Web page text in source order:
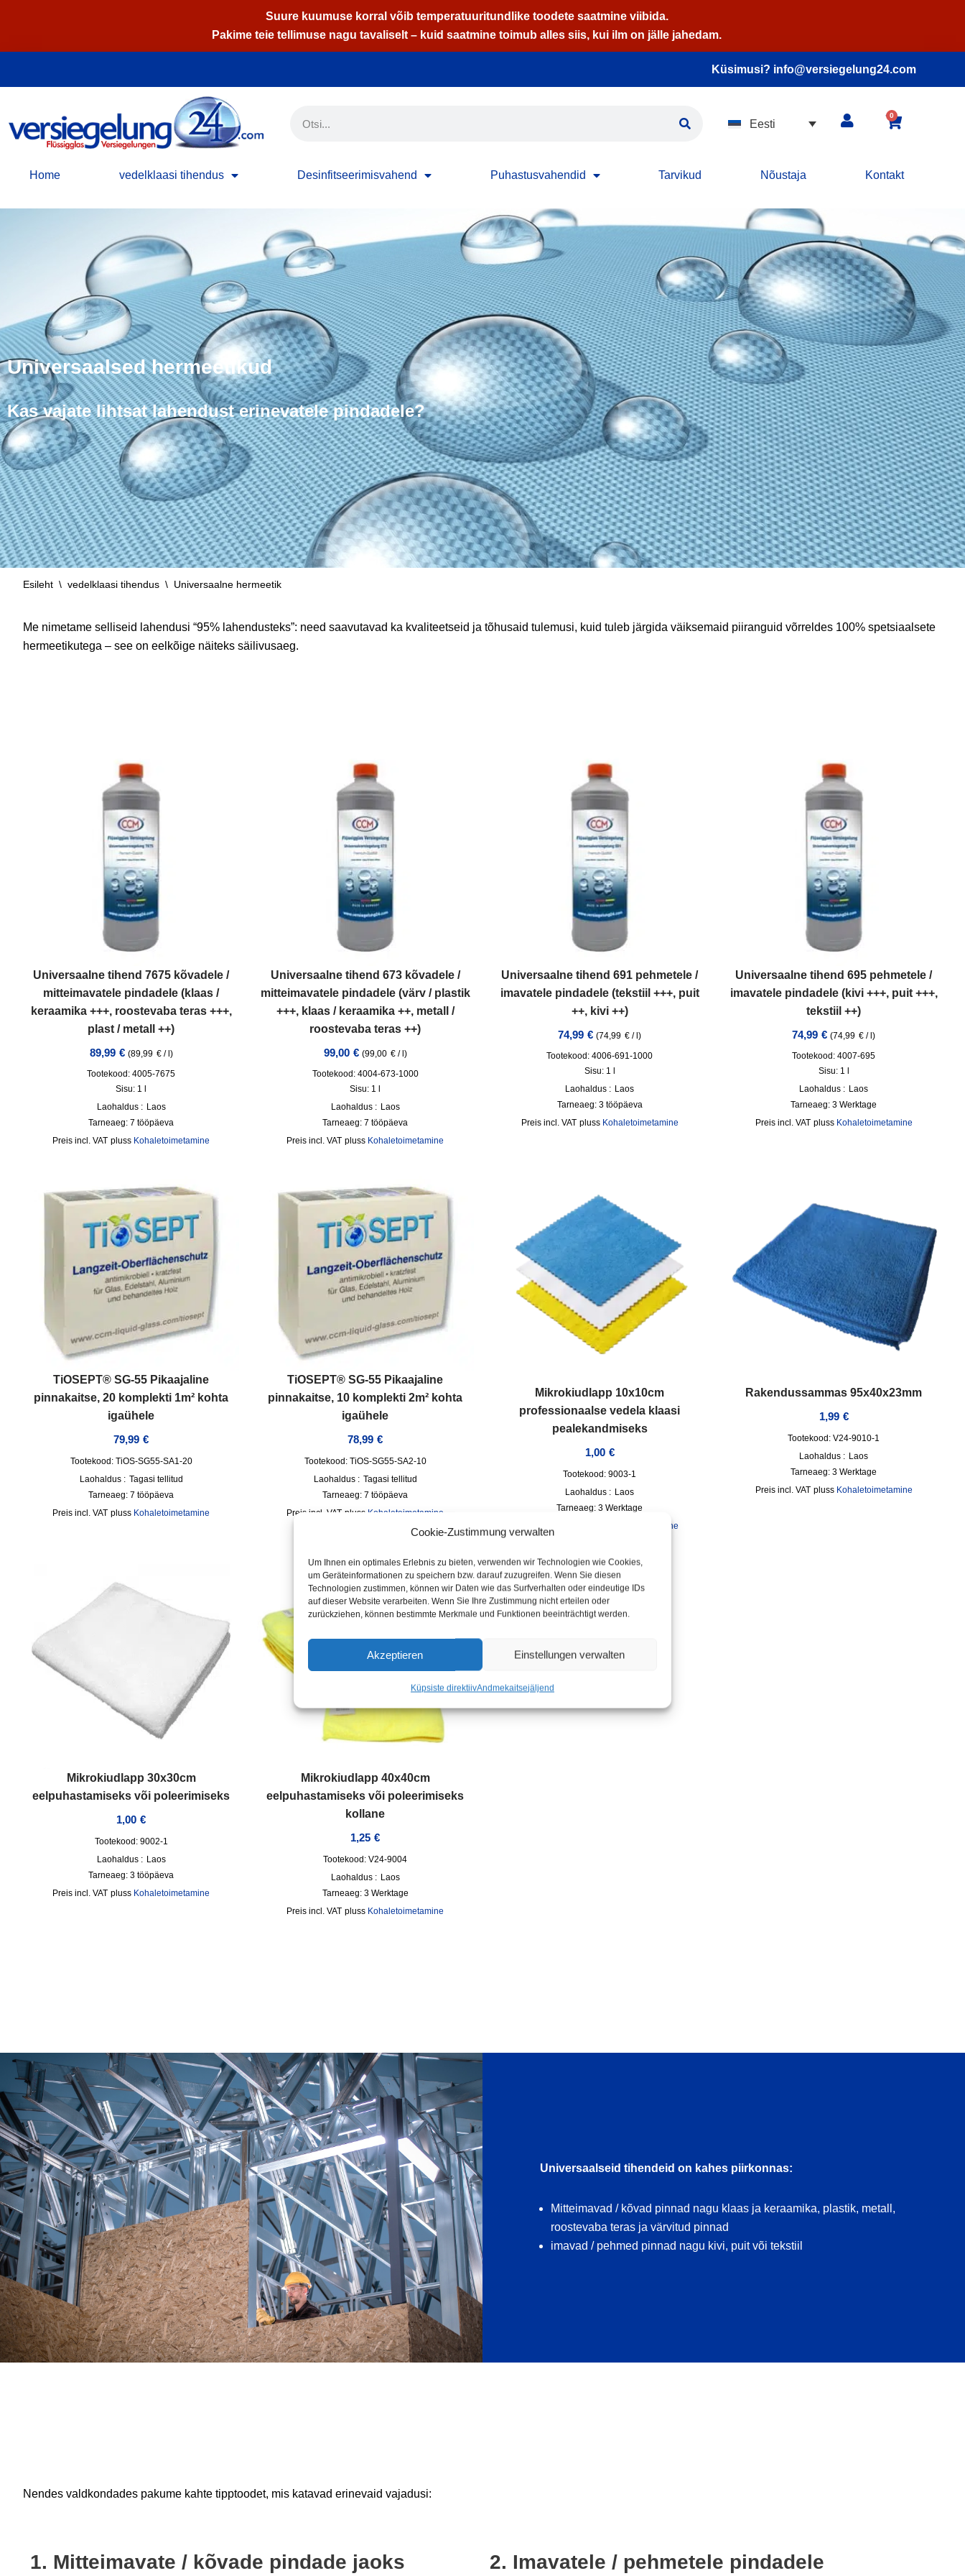
Cookie-Zustimmung verwalten
Um Ihnen ein optimales Erlebnis zu bieten, verwenden wir Technologien wie Cookies,
um Geräteinformationen zu speichern bzw. darauf zuzugreifen. Wenn Sie diesen
Technologien zustimmen, können wir Daten wie das Surfverhalten oder eindeutige IDs
auf dieser Website verarbeiten. Wenn Sie Ihre Zustimmung nicht erteilen oder
zurückziehen, können bestimmte Merkmale und Funktionen beeinträchtigt werden.
Akzeptieren Einstellungen verwalten
Küpsiste direktiivAndmekaitsejäljend
Suure kuumuse korral võib temperatuuritundlike toodete saatmine viibida.
Pakime teie tellimuse nagu tavaliselt – kuid saatmine toimub alles siis, kui ilm on jälle jahedam.
Küsimusi? info@versiegelung24.com
Eesti
0
Home vedelklaasi tihendus Desinfitseerimisvahend Puhastusvahendid Tarvikud Nõustaja Kontakt
Universaalsed hermeetikud
Kas vajate lihtsat lahendust erinevatele pindadele?
Esileht \ vedelklaasi tihendus \ Universaalne hermeetik
Me nimetame selliseid lahendusi “95% lahendusteks”: need saavutavad ka kvaliteetseid ja tõhusaid tulemusi, kuid tuleb järgida väiksemaid piiranguid võrreldes 100% spetsiaalsete
hermeetikutega – see on eelkõige näiteks säilivusaeg.
Universaalne tihend 7675 kõvadele /
mitteimavatele pindadele (klaas /
keraamika +++, roostevaba teras +++,
plast / metall ++)
89,99 € (89,99 €/l)
Tootekood: 4005-7675
Sisu: 1
Laohaldus : Laos
Tarneaeg:7 tööpäeva
incl. VAT pluss Kohaletoimetamine
Universaalne tihend 673 kõvadele /
mitteimavatele pindadele (värv / plastik
+++, klaas / keraamika ++, metall /
roostevaba teras ++)
99,00 € (99,00 €/l)
Tootekood: 4004-673-1000
Sisu: 1
Laohaldus : Laos
Tarneaeg:7 tööpäeva
incl. VAT pluss Kohaletoimetamine
Universaalne tihend 691 pehmetele /
imavatele pindadele (tekstiil +++, puit
++, kivi ++)
74,99 € (74,99 € /l)
Tootekood: 4006-691-1000
Sisu: 1
Laohaldus : Laos
Tarneaeg: 3 tööpäeva
incl. VAT pluss Kohaletoimetamine
Universaalne tihend 695 pehmetele /
imavatele pindadele (kivi +++, puit +++,
tekstiil ++)
74,99 € (74,99 € /l)
Tootekood: 4007-695
Sisu: 1
Laohaldus : Laos
Tarneaeg:3 Werktage
incl. VAT pluss Kohaletoimetamine
TiOSEPT® SG-55 Pikaajaline
pinnakaitse, 20 komplekti 1m² kohta
igaühele
79,99 €
Tootekood: TiOS-SG55-SA1-20
Laohaldus : Tagasi tellitud
Tarneaeg:7 tööpäeva
incl. VAT pluss Kohaletoimetamine
TiOSEPT® SG-55 Pikaajaline
pinnakaitse, 10 komplekti 2m² kohta
igaühele
78,99 €
Tootekood: TiOS-SG55-SA2-10
Laohaldus : Tagasi tellitud
Tarneaeg:7 tööpäeva
incl. VAT pluss Kohaletoimetamine
Mikrokiudlapp 10x10cm
professionaalse vedela klaasi
pealekandmiseks
1,00 €
Tootekood: 9003-1
Laohaldus : Laos
Tarneaeg:3 Werktage
Kohaletoimetamine
Rakendussammas 95x40x23mm
1,99 €
Tootekood: V24-9010-1
Laohaldus : Laos
Tarneaeg:3 Werktage
incl. VAT pluss Kohaletoimetamine
Mikrokiudlapp 30x30cm
eelpuhastamiseks või poleerimiseks
1,00 €
Tootekood: 9002-1
Laohaldus : Laos
Tarneaeg:3 tööpäeva
incl. VAT pluss Kohaletoimetamine
Mikrokiudlapp 40x40cm
eelpuhastamiseks või poleerimiseks
kollane
1,25 €
Tootekood: V24-9004
Laohaldus : Laos
Tarneaeg: 3 Werktage
incl. VAT pluss Kohaletoimetamine
Universaalseid tihendeid on kahes piirkonnas:
Mitteimavad / kõvad pinnad nagu klaas ja keraamika, plastik, metall,
roostevaba teras ja värvitud pinnad
imavad / pehmed pinnad nagu kivi, puit või tekstiil
Nendes valdkondades pakume kahte tipptoodet, mis katavad erinevaid vajadusi:
1. Mitteimavate / kõvade pindade jaoks 2. Imavatele / pehmetele pindadele